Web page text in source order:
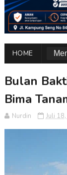
HOME
Bulan
Bima
Nurdin Juli